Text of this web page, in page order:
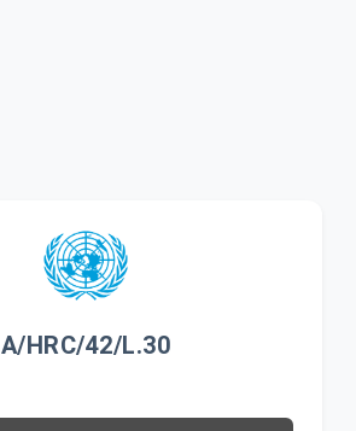
A/HRC/42/L.30